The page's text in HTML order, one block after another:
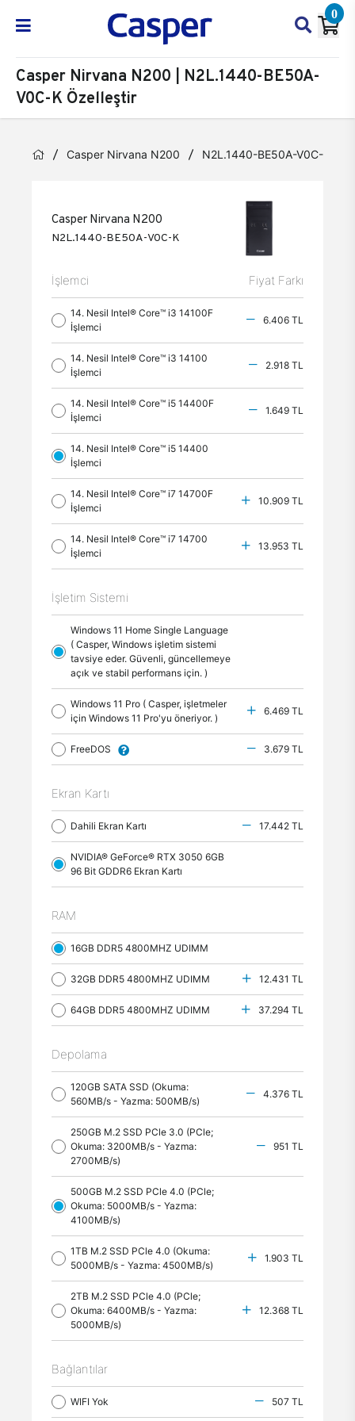
0
Casper Nirvana N200 | N2L.1440-BE50A-
V0C-K Özelleştir
Casper Nirvana N200 N2L.1440-BE50A-V0C-K
Casper Nirvana N200
N2L.1440-BE50A-V0C-K
İşlemci Fiyat Farkı
14. Nesil Intel® Core™ i3 14100F
İşlemci
6.406 TL
14. Nesil Intel® Core™ i3 14100
İşlemci
2.918 TL
14. Nesil Intel® Core™ i5 14400F
İşlemci
1.649 TL
14. Nesil Intel® Core™ i5 14400
İşlemci
14. Nesil Intel® Core™ i7 14700F
İşlemci
10.909 TL
14. Nesil Intel® Core™ i7 14700
İşlemci
13.953 TL
İşletim Sistemi
Windows 11 Home Single Language
( Casper, Windows işletim sistemi
tavsiye eder. Güvenli, güncellemeye
açık ve stabil performans için. )
Windows 11 Pro ( Casper, işletmeler
için Windows 11 Pro'yu öneriyor. )
6.469 TL
FreeDOS 3.679 TL
Ekran Kartı
Dahili Ekran Kartı 17.442 TL
NVIDIA® GeForce® RTX 3050 6GB
96 Bit GDDR6 Ekran Kartı
RAM
16GB DDR5 4800MHZ UDIMM
32GB DDR5 4800MHZ UDIMM 12.431 TL
64GB DDR5 4800MHZ UDIMM 37.294 TL
Depolama
120GB SATA SSD (Okuma:
560MB/s - Yazma: 500MB/s)
4.376 TL
250GB M.2 SSD PCle 3.0 (PCle;
Okuma: 3200MB/s - Yazma:
2700MB/s)
951 TL
500GB M.2 SSD PCle 4.0 (PCle;
Okuma: 5000MB/s - Yazma:
4100MB/s)
1TB M.2 SSD PCle 4.0 (Okuma:
5000MB/s - Yazma: 4500MB/s)
1.903 TL
2TB M.2 SSD PCle 4.0 (PCle;
Okuma: 6400MB/s - Yazma:
5000MB/s)
12.368 TL
Bağlantılar
WIFI Yok 507 TL